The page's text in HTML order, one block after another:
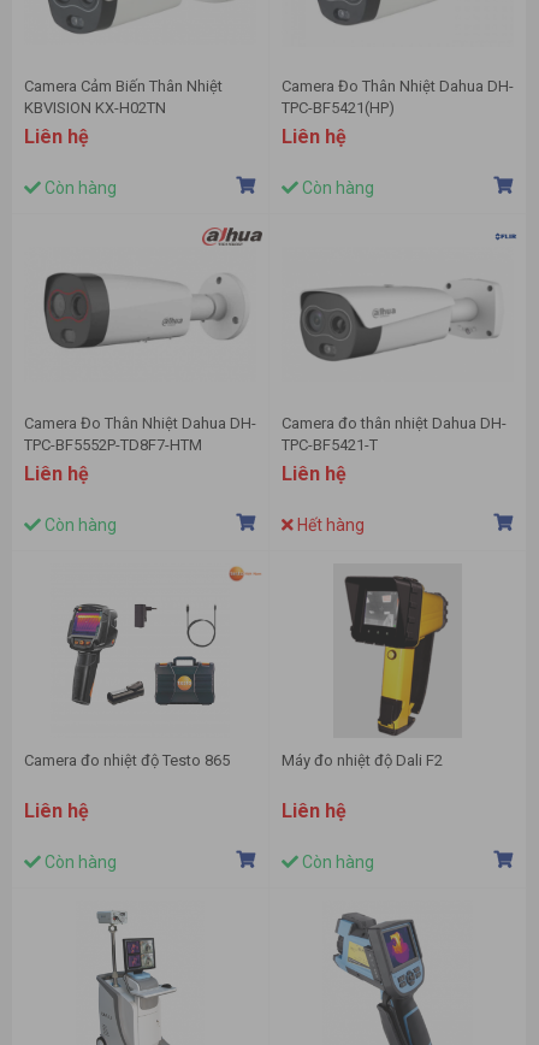
Camera Cảm Biến Thân Nhiệt
KBVISION KX-H02TN
Liên hệ
Còn hàng
Camera Đo Thân Nhiệt Dahua DH-
TPC-BF5421(HP)
Liên hệ
Còn hàng
Camera Đo Thân Nhiệt Dahua DH-
TPC-BF5552P-TD8F7-HTM
Liên hệ
Còn hàng
Camera đo thân nhiệt Dahua DH-
TPC-BF5421-T
Liên hệ
Hết hàng
Camera đo nhiệt độ Testo 865
Liên hệ
Còn hàng
Máy đo nhiệt độ Dali F2
Liên hệ
Còn hàng